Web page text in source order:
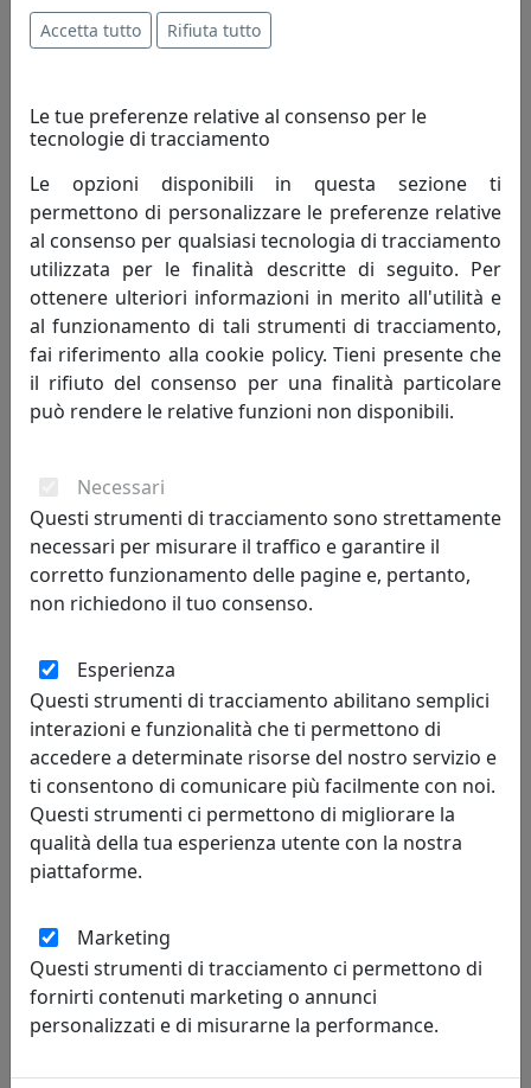
FARETTO A INCASSO COLLEZIONE VINTAGE C481 GIALLO
Ferroluce
188,00 €
FARETTO A INCASSO COLLEZIONE VINTAGE C481 ARANCIO
Ferroluce
188,00 €
Accetta tutto Rifiuta tutto
Le tue preferenze relative al consenso per le
tecnologie di tracciamento
Le opzioni disponibili in questa sezione ti
permettono di personalizzare le preferenze relative
al consenso per qualsiasi tecnologia di tracciamento
utilizzata per le finalità descritte di seguito. Per
ottenere ulteriori informazioni in merito all'utilità e
al funzionamento di tali strumenti di tracciamento,
fai riferimento alla cookie policy. Tieni presente che
il rifiuto del consenso per una finalità particolare
può rendere le relative funzioni non disponibili.
Necessari
Questi strumenti di tracciamento sono strettamente
necessari per misurare il traffico e garantire il
corretto funzionamento delle pagine e, pertanto,
non richiedono il tuo consenso.
Esperienza
Questi strumenti di tracciamento abilitano semplici
interazioni e funzionalità che ti permettono di
accedere a determinate risorse del nostro servizio e
ti consentono di comunicare più facilmente con noi.
Questi strumenti ci permettono di migliorare la
qualità della tua esperienza utente con la nostra
piattaforme.
Marketing
Questi strumenti di tracciamento ci permettono di
fornirti contenuti marketing o annunci
personalizzati e di misurarne la performance.